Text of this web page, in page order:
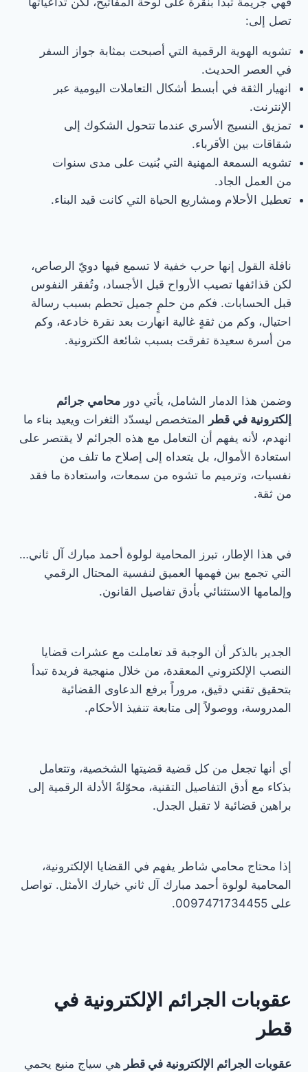
تصل إلى:
تشويه الهوية الرقمية التي أصبحت بمثابة جواز السفر
في العصر الحديث.
انهيار الثقة في أبسط أشكال التعاملات اليومية عبر
الإنترنت.
تمزيق النسيج الأسري عندما تتحول الشكوك إلى
شقاقات بين الأقرباء.
تشويه السمعة المهنية التي بُنيت على مدى سنوات
من العمل الجاد.
تعطيل الأحلام ومشاريع الحياة التي كانت قيد البناء.
نافلة القول إنها حرب خفية لا تسمع فيها دويّ الرصاص،
لكن قذائفها تصيب الأرواح قبل الأجساد، وتُفقر النفوس
قبل الحسابات. فكم من حلمٍ جميل تحطم بسبب رسالة
احتيال، وكم من ثقةٍ غالية انهارت بعد نقرة خادعة، وكم
من أسرة سعيدة تفرقت بسبب شائعة الكترونية.
وضمن هذا الدمار الشامل، يأتي دور محامي جرائم
إلكترونية في قطر
المتخصص ليسدّد الثغرات ويعيد بناء ما
انهدم، لأنه يفهم أن التعامل مع هذه الجرائم لا يقتصر على
استعادة الأموال، بل يتعداه إلى إصلاح ما تلف من
نفسيات، وترميم ما تشوه من سمعات، واستعادة ما فقد
من ثقة.
في هذا الإطار، تبرز المحامية لولوة أحمد مبارك آل ثاني…
التي تجمع بين فهمها العميق لنفسية المحتال الرقمي
وإلمامها الاستثنائي بأدق تفاصيل القانون.
الجدير بالذكر أن الوجبة قد تعاملت مع عشرات قضايا
النصب الإلكتروني المعقدة، من خلال منهجية فريدة تبدأ
بتحقيق تقني دقيق، مروراً برفع الدعاوى القضائية
المدروسة، ووصولاً إلى متابعة تنفيذ الأحكام.
أي أنها تجعل من كل قضية قضيتها الشخصية، وتتعامل
بذكاء مع أدق التفاصيل التقنية، محوّلةً الأدلة الرقمية إلى
براهين قضائية لا تقبل الجدل.
إذا محتاج محامي شاطر يفهم في القضايا الإلكترونية،
المحامية لولوة أحمد مبارك آل ثاني خيارك الأمثل. تواصل
على 0097471734455.
عقوبات الجرائم الإلكترونية في
قطر
عقوبات الجرائم الإلكترونية في قطر هي سياج منيع يحمي